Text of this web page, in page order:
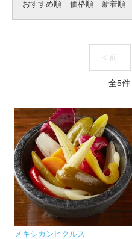
おすすめ順 価格順 新着順
< 前
全5件
メキシカンピクルス